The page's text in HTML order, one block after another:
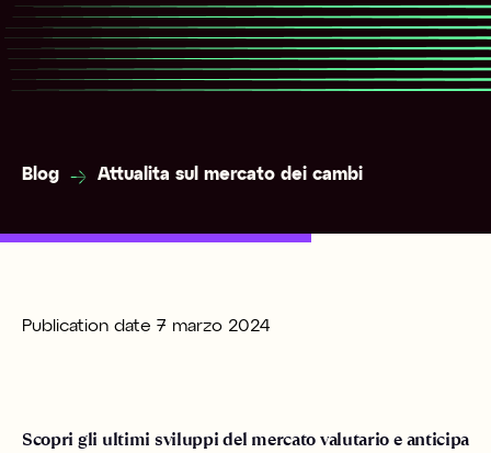
Blog Attualita sul mercato dei cambi
Publication date 7 marzo 2024
Scopri gli ultimi sviluppi del mercato valutario e anticipa